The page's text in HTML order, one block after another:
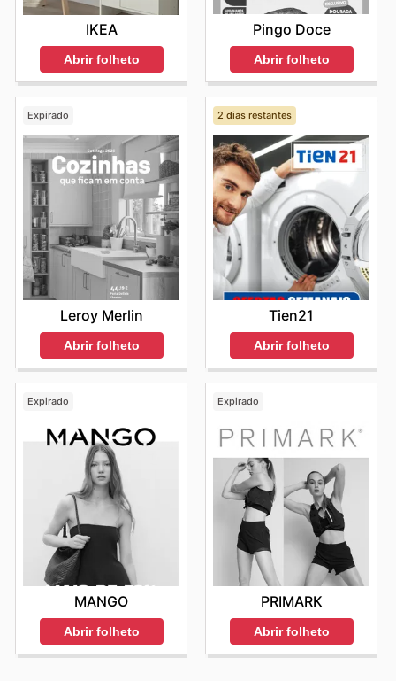
IKEA
Abrir folheto
Pingo Doce
Abrir folheto
Expirado
Leroy Merlin
Abrir folheto
2 dias restantes
Tien21
Abrir folheto
Expirado
MANGO
Abrir folheto
Expirado
PRIMARK
Abrir folheto